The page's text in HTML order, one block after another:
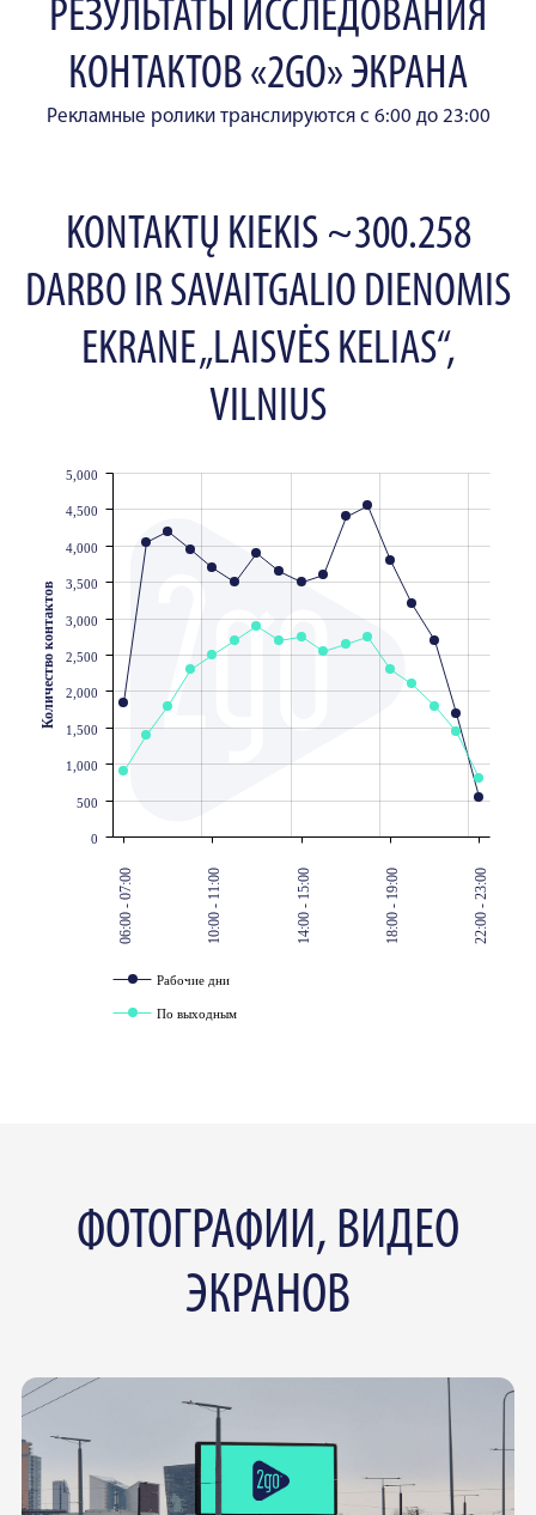
РЕЗУЛЬТАТЫ ИССЛЕДОВАНИЯ
КОНТАКТОВ «2GO» ЭКРАНА
Рекламные ролики транслируются с 6:00 до 23:00
KONTAKTŲ KIEKIS ~300.258
DARBO IR SAVAITGALIO DIENOMIS
EKRANE „LAISVĖS KELIAS“,
VILNIUS
06:00 - 07:00 10:00 - 11:00 14:00 - 15:00 18:00 - 19:00 22:00 - 23:00
0
500
1,000
1,500
2,000
2,500
3,000
3,500
4,000
4,500
5,000
Количество контактов
Рабочие дни
По выходным
ФОТОГРАФИИ, ВИДЕО
ЭКРАНОВ